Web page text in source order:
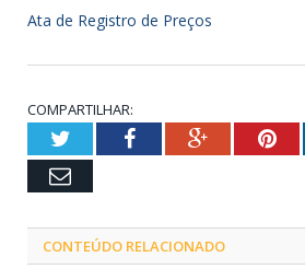
Ata de Registro de Preços
COMPARTILHAR:
TwitterFacebookGoogle+
Email
CONTEÚDO RELACIONADO